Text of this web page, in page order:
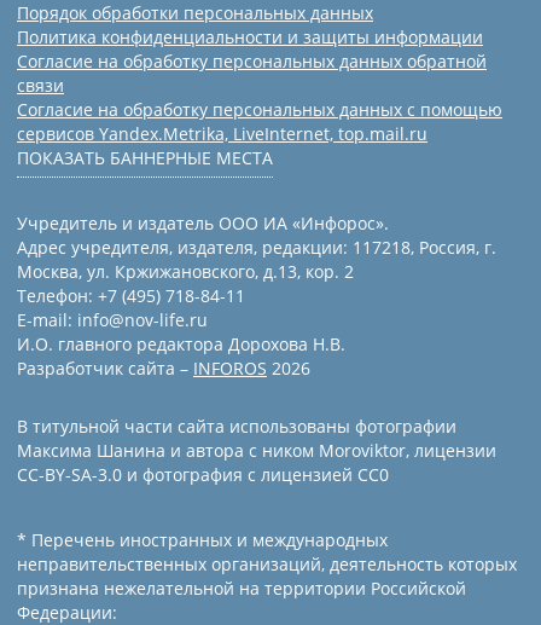
Порядок обработки персональных данных
Политика конфиденциальности и защиты информации
Согласие на обработку персональных данных обратной
связи
Согласие на обработку персональных данных с помощью
сервисов Yandex.Metrika, LiveInternet, top.mail.ru
ПОКАЗАТЬ БАННЕРНЫЕ МЕСТА
Учредитель и издатель ООО ИА «Инфорос».
Адрес учредителя, издателя, редакции: 117218, Россия, г.
Москва, ул. Кржижановского, д.13, кор. 2
Телефон: +7 (495) 718-84-11
E-mail: info@nov-life.ru
И.О. главного редактора Дорохова Н.В.
Разработчик сайта – INFOROS 2026
В титульной части сайта использованы фотографии
Максима Шанина и автора с ником Moroviktor, лицензии
CC-BY-SA-3.0 и фотография с лицензией СС0
* Перечень иностранных и международных
неправительственных организаций, деятельность которых
признана нежелательной на территории Российской
Федерации: